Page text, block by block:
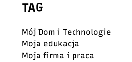
TAG
Mój Dom i Technologie
Moja edukacja
Moja firma i praca